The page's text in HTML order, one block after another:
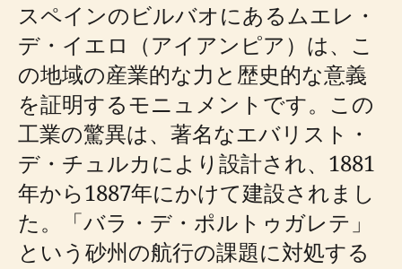
スペインのビルバオにあるムエレ・
デ・イエロ（アイアンピア）は、こ
の地域の産業的な力と歴史的な意義
を証明するモニュメントです。この
工業の驚異は、著名なエバリスト・
デ・チュルカにより設計され、1881
年から1887年にかけて建設されまし
た。「バラ・デ・ポルトゥガレテ」
という砂州の航行の課題に対処する